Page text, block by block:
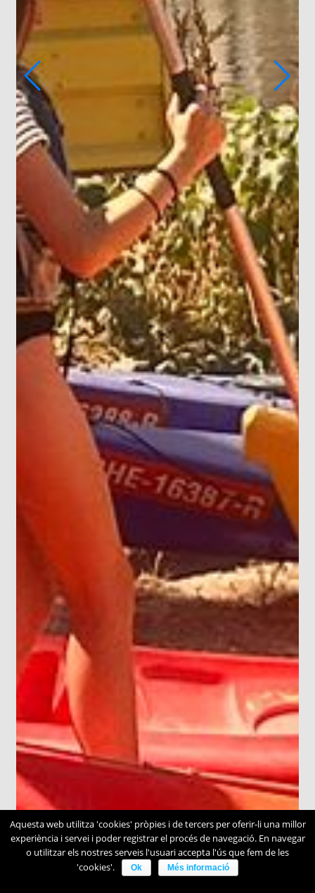
Aquesta web utilitza 'cookies' pròpies i de tercers per oferir-li una millor
experiència i servei i poder registrar el procés de navegació. En navegar
o utilitzar els nostres serveis l'usuari accepta l'ús que fem de les
'cookies'.
Ok Més informació